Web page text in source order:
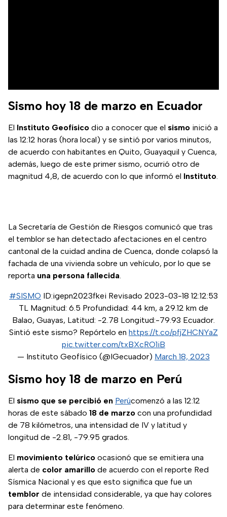
Sismo hoy 18 de marzo en Ecuador
El Instituto Geofísico dio a conocer que el sismo inició a
las 12:12 horas (hora local) y se sintió por varios minutos,
de acuerdo con habitantes en Quito, Guayaquil y Cuenca,
además, luego de este primer sismo, ocurrió otro de
magnitud 4,8, de acuerdo con lo que informó el Instituto.
La Secretaría de Gestión de Riesgos comunicó que tras
el temblor se han detectado afectaciones en el centro
cantonal de la cuidad andina de Cuenca, donde colapsó la
fachada de una vivienda sobre un vehículo, por lo que se
reporta una persona fallecida.
#SISMO ID:igepn2023fkei Revisado 2023-03-18 12:12:53
TL Magnitud: 6.5 Profundidad: 44 km, a 29.12 km de
Balao, Guayas, Latitud: -2.78 Longitud:-79.93 Ecuador.
Sintió este sismo? Repórtelo en https://t.co/pfjZHCNYaZ
pic.twitter.com/txBXcRO1iB
— Instituto Geofísico (@IGecuador) March 18, 2023
Sismo hoy 18 de marzo en Perú
El sismo que se percibió en Perúcomenzó a las 12:12
horas de este sábado 18 de marzo con una profundidad
de 78 kilómetros, una intensidad de IV y latitud y
longitud de -2.81, -79.95 grados.
El movimiento telúrico ocasionó que se emitiera una
alerta de color amarillo de acuerdo con el reporte Red
Sísmica Nacional y es que esto significa que fue un
temblor de intensidad considerable, ya que hay colores
para determinar este fenómeno.